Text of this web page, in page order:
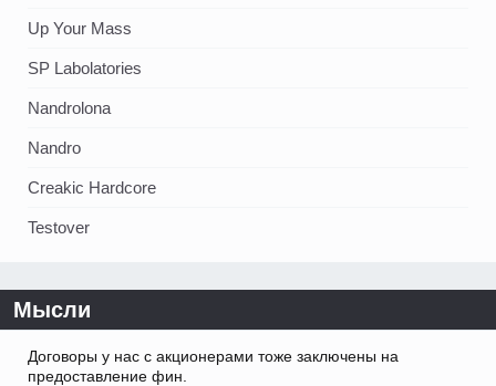
Up Your Mass
SP Labolatories
Nandrolona
Nandro
Creakic Hardcore
Testover
Мысли
Договоры у нас с акционерами тоже заключены на
предоставление фин.